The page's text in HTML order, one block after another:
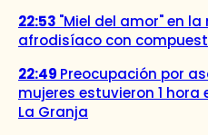
22:53 "Miel del amor" en
afrodisíaco con
22:49 Preocupación por
mujeres estuvieron 1
La Granja